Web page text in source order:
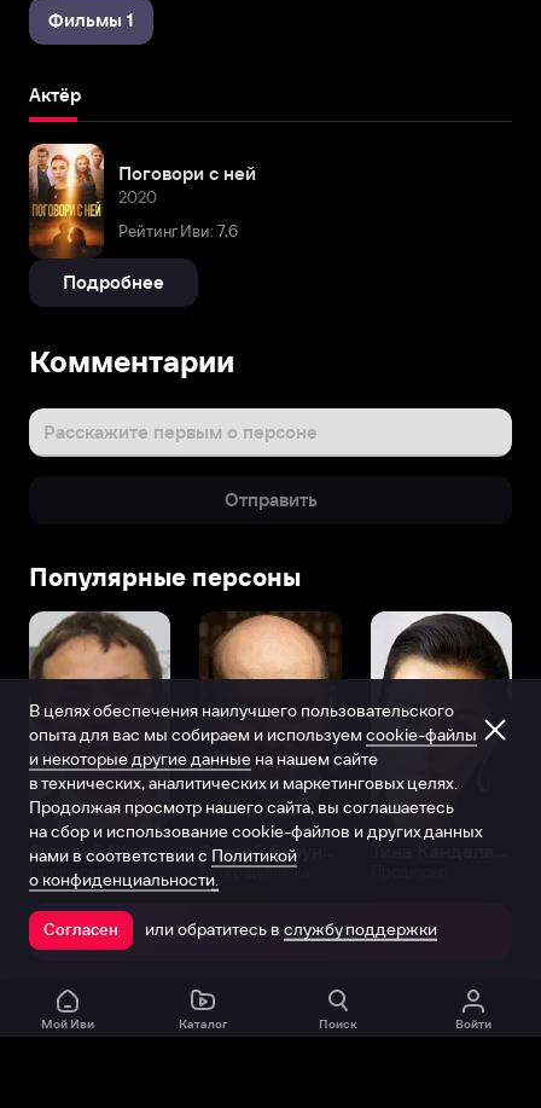
Фильмы 1
Актёр
Поговори с ней
2020
Рейтинг Иви: 7,6
Подробнее
Комментарии
Расскажите первым о персоне
Отправить
Популярные персоны
Виталий Шляппо
Продюсер Актёр дубляжа
Открыть в приложении
Мой Иви Каталог Поиск Войти
В целях обеспечения наилучшего пользовательского
опыта для вас мы собираем и используем cookie-файлы
и некоторые другие данные на нашем сайте
в технических, аналитических и маркетинговых целях.
Продолжая просмотр нашего сайта, вы соглашаетесь
на сбор и использование cookie-файлов и других данных
нами в соответствии с Политикой
о конфиденциальности.
Согласен или обратитесь в службу поддержки